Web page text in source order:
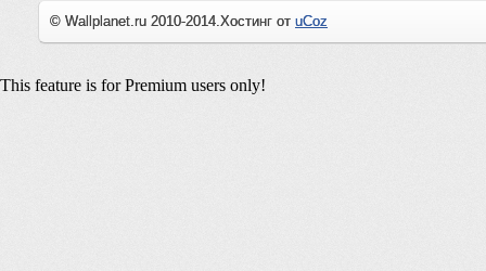
© Wallplanet.ru 2010-2014.Хостинг от uCoz
This feature is for Premium users only!